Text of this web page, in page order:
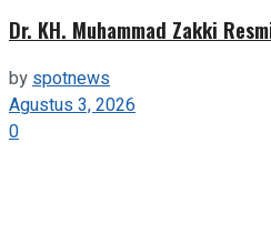
Dr. KH. Muhammad Zakki
byspotnews
Agustus 3, 2026
0